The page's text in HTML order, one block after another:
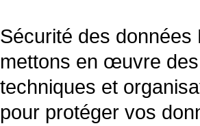
Sécurité des données
mettons en œuvre
techniques et
pour protéger vos